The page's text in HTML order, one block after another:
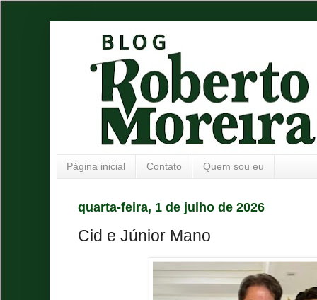
Página inicial Contato Quem sou eu
quarta-feira, 1 de julho de 2026
Cid e Júnior Mano